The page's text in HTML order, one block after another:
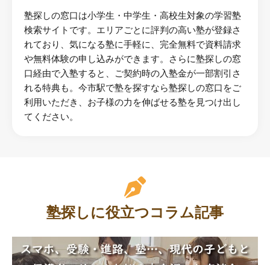
塾探しの窓口は小学生・中学生・高校生対象の学習塾
検索サイトです。エリアごとに評判の高い塾が登録さ
れており、気になる塾に手軽に、完全無料で資料請求
や無料体験の申し込みができます。さらに塾探しの窓
口経由で入塾すると、ご契約時の入塾金が一部割引さ
れる特典も。今市駅で塾を探すなら塾探しの窓口をご
利用いただき、お子様の力を伸ばせる塾を見つけ出し
てください。
塾探しに役立つコラム記事